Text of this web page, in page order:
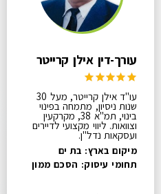
עורך-דין אילן קרייטר
עו"ד אילן קרייטר, מעל 30
שנות ניסיון, מתמחה בפינוי
בינוי, תמ"א 38, מקרקעין
וצוואות. ליווי מקצועי לדיירים
ועסקאות נדל"ן.
מיקום בארץ: בת ים
תחומי עיסוק: הסכם ממון